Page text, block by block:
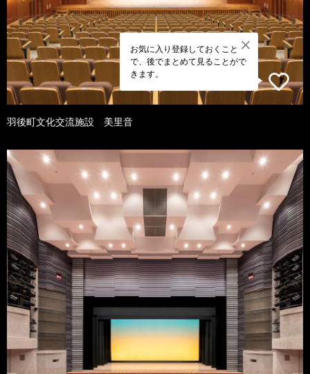
お気に入り登録しておくこと
で、後でまとめて見ることがで
きます。
羽後町文化交流施設 美里音